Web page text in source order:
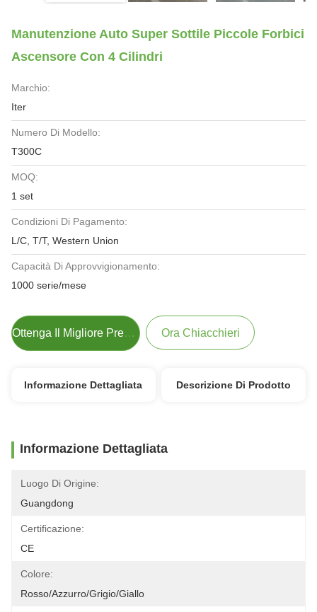
Manutenzione Auto Super Sottile Piccole Forbici
Ascensore Con 4 Cilindri
Marchio:
Iter
Numero Di Modello:
T300C
MOQ:
1 set
Condizioni Di Pagamento:
L/C, T/T, Western Union
Capacità Di Approvvigionamento:
1000 serie/mese
Ottenga Il Migliore Prezzo Ora Chiacchieri
Informazione Dettagliata Descrizione Di Prodotto
Informazione Dettagliata
Luogo Di Origine:
Guangdong
Certificazione:
CE
Colore:
Rosso/azzurro/grigio/giallo